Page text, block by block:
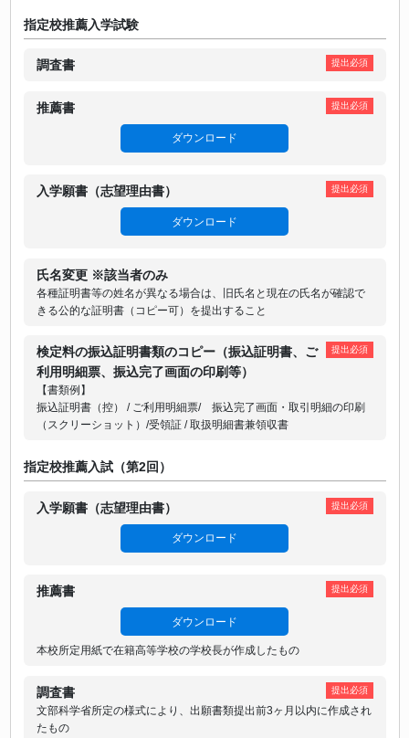
指定校推薦入学試験
調査書 提出必須
推薦書 提出必須
ダウンロード
入学願書（志望理由書） 提出必須
ダウンロード
氏名変更 ※該当者のみ
各種証明書等の姓名が異なる場合は、旧氏名と現在の氏名が確認で
きる公的な証明書（コピー可）を提出すること
検定料の振込証明書類のコピー（振込証明書、ご
利用明細票、振込完了画面の印刷等）
提出必須
【書類例】
振込証明書（控） / ご利用明細票/ 振込完了画面・取引明細の印刷
（スクリーショット）/受領証 / 取扱明細書兼領収書
指定校推薦入試（第2回）
入学願書（志望理由書） 提出必須
ダウンロード
推薦書 提出必須
ダウンロード
本校所定用紙で在籍高等学校の学校長が作成したもの
調査書 提出必須
文部科学省所定の様式により、出願書類提出前3ヶ月以内に作成され
たもの